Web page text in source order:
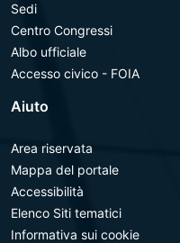
Sedi
Centro Congressi
Albo ufficiale
Accesso civico - FOIA
Aiuto
Area riservata
Mappa del portale
Accessibilità
Elenco Siti tematici
Informativa sui cookie